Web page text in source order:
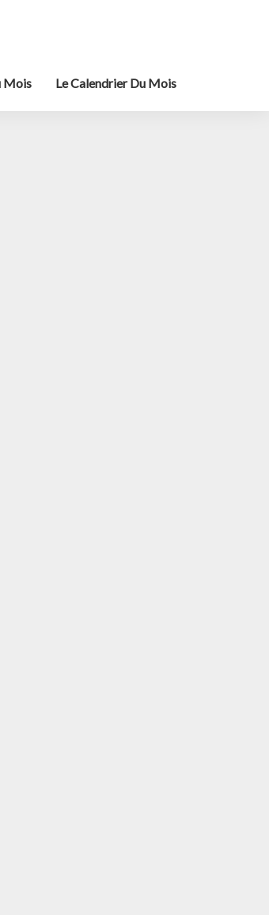
Mois Le Calendrier Du Mois